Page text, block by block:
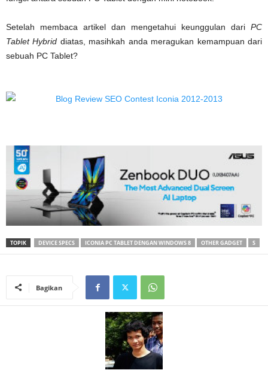
Setelah membaca artikel dan mengetahui keunggulan dari PC
Tablet Hybrid diatas, masihkah anda meragukan kemampuan dari
sebuah PC Tablet?
TOPIK DEVICE SPECS ICONIA PC TABLET DENGAN WINDOWS 8 OTHER GADGET S
Bagikan